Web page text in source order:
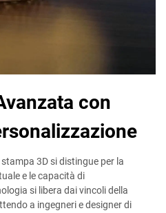
con
3D si distingue per la
e le capacità di
si libera dai vincoli della
a ingegneri e designer di